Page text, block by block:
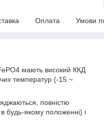
Оплата Умови
мають високий ККД
температур (-15 ~
повністю
будь-якому положенні) і